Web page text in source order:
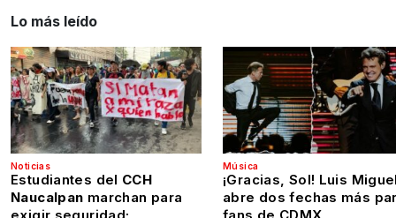
Lo más leído
Noticias
Estudiantes del CCH
Naucalpan marchan para
Música
¡Gracias, Sol! Luis
abre dos fechas más